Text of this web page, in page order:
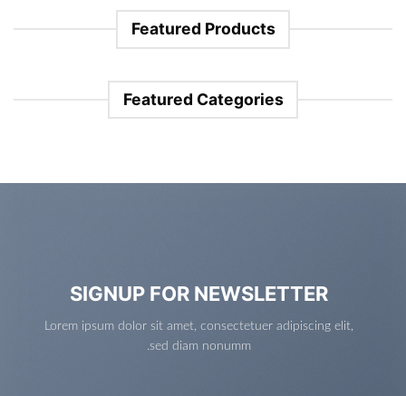
Featured Products
Featured Categories
SIGNUP FOR NEWSLETTER
Lorem ipsum dolor sit amet, consectetuer adipiscing elit,
sed diam nonumm.